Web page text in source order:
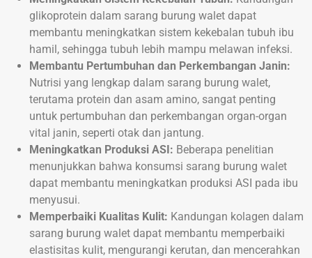
glikoprotein dalam sarang burung walet dapat
membantu meningkatkan sistem kekebalan tubuh ibu
hamil, sehingga tubuh lebih mampu melawan infeksi.
Membantu Pertumbuhan dan Perkembangan Janin:
Nutrisi yang lengkap dalam sarang burung walet,
terutama protein dan asam amino, sangat penting
untuk pertumbuhan dan perkembangan organ-organ
vital janin, seperti otak dan jantung.
Meningkatkan Produksi ASI: Beberapa penelitian
menunjukkan bahwa konsumsi sarang burung walet
dapat membantu meningkatkan produksi ASI pada ibu
menyusui.
Memperbaiki Kualitas Kulit: Kandungan kolagen dalam
sarang burung walet dapat membantu memperbaiki
elastisitas kulit, mengurangi kerutan, dan mencerahkan